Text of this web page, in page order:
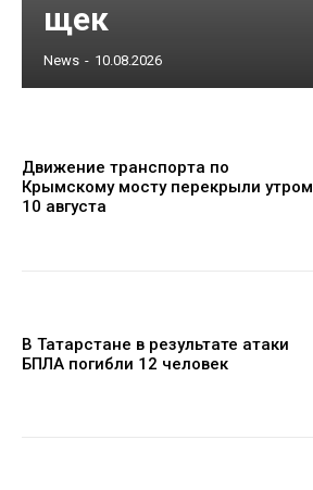
щек
News - 10.08.2026
Движение транспорта по
Крымскому мосту перекрыли утром
10 августа
В Татарстане в результате атаки
БПЛА погибли 12 человек